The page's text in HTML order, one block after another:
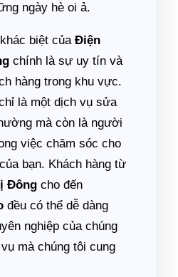
ngày hè oi ả.
biệt của Điện
chính là sự uy tín và
hàng trong khu vực.
là một dịch vụ sửa
mà còn là người
việc chăm sóc cho
bạn. Khách hàng từ
Đông cho đến
đều có thể dễ dàng
nghiệp của chúng
mà chúng tôi cung